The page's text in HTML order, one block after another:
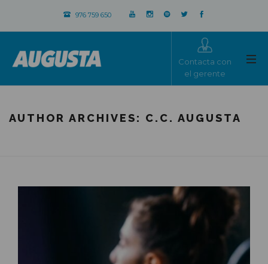
976 759 650
Contacta con
el gerente
AUTHOR ARCHIVES: C.C. AUGUSTA